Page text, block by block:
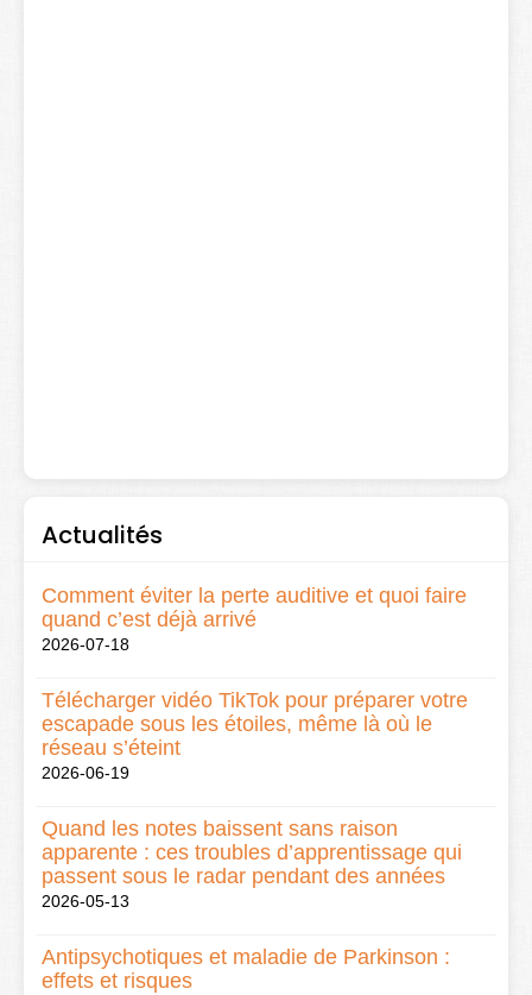
Actualités
Comment éviter la perte auditive et quoi faire
quand c’est déjà arrivé
2026-07-18
Télécharger vidéo TikTok pour préparer votre
escapade sous les étoiles, même là où le
réseau s’éteint
2026-06-19
Quand les notes baissent sans raison
apparente : ces troubles d’apprentissage qui
passent sous le radar pendant des années
2026-05-13
Antipsychotiques et maladie de Parkinson :
effets et risques